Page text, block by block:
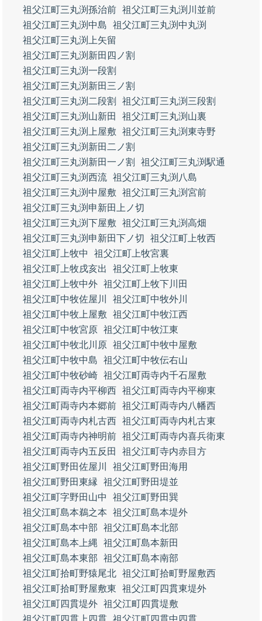
祖父江町三丸渕孫治前 祖父江町三丸渕川並前
祖父江町三丸渕中島
祖父江町三丸渕中丸渕
祖父江町三丸渕上矢留
祖父江町三丸渕新田四ノ割
祖父江町三丸渕一段割
祖父江町三丸渕新田三ノ割
祖父江町三丸渕二段割
祖父江町三丸渕三段割
祖父江町三丸渕山新田
祖父江町三丸渕山裏
祖父江町三丸渕上屋敷
祖父江町三丸渕東寺野
祖父江町三丸渕新田二ノ割
祖父江町三丸渕新田一ノ割
祖父江町三丸渕駅通
祖父江町三丸渕西流 祖父江町三丸渕八島
祖父江町三丸渕中屋敷
祖父江町三丸渕宮前
祖父江町三丸渕申新田上ノ切
祖父江町三丸渕下屋敷
祖父江町三丸渕高畑
祖父江町三丸渕申新田下ノ切
祖父江町上牧西
祖父江町上牧中
祖父江町上牧宮裏
祖父江町上牧戌亥出
祖父江町上牧東
祖父江町上牧中外 祖父江町上牧下川田
祖父江町中牧佐屋川
祖父江町中牧外川
祖父江町中牧上屋敷
祖父江町中牧江西
祖父江町中牧宮原 祖父江町中牧江東
祖父江町中牧北川原 祖父江町中牧中屋敷
祖父江町中牧中島
祖父江町中牧伝右山
祖父江町中牧砂崎 祖父江町両寺内千石屋敷
祖父江町両寺内平柳西 祖父江町両寺内平柳東
祖父江町両寺内本郷前 祖父江町両寺内八幡西
祖父江町両寺内札古西 祖父江町両寺内札古東
祖父江町両寺内神明前 祖父江町両寺内喜兵衛東
祖父江町両寺内五反田
祖父江町寺内赤目方
祖父江町野田佐屋川
祖父江町野田海用
祖父江町野田東縁
祖父江町野田堤並
祖父江町字野田山中
祖父江町野田巽
祖父江町島本鵜之本
祖父江町島本堤外
祖父江町島本中部
祖父江町島本北部
祖父江町島本上縄
祖父江町島本新田
祖父江町島本東部
祖父江町島本南部
祖父江町拾町野猿尾北 祖父江町拾町野屋敷西
祖父江町拾町野屋敷東
祖父江町四貫東堤外
祖父江町四貫堤外 祖父江町四貫堤敷
祖父江町四貫上四貫 祖父江町四貫中四貫